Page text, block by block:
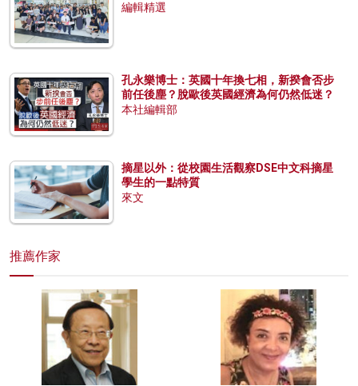
編輯精選
孔永樂博士：英國十年換七相，新揆會否步
前任後塵？脫歐後英國經濟為何仍然低迷？
本社編輯部
摘星以外：從校園生活觀察DSE中文科摘星
學生的一點特質
來文
推薦作家